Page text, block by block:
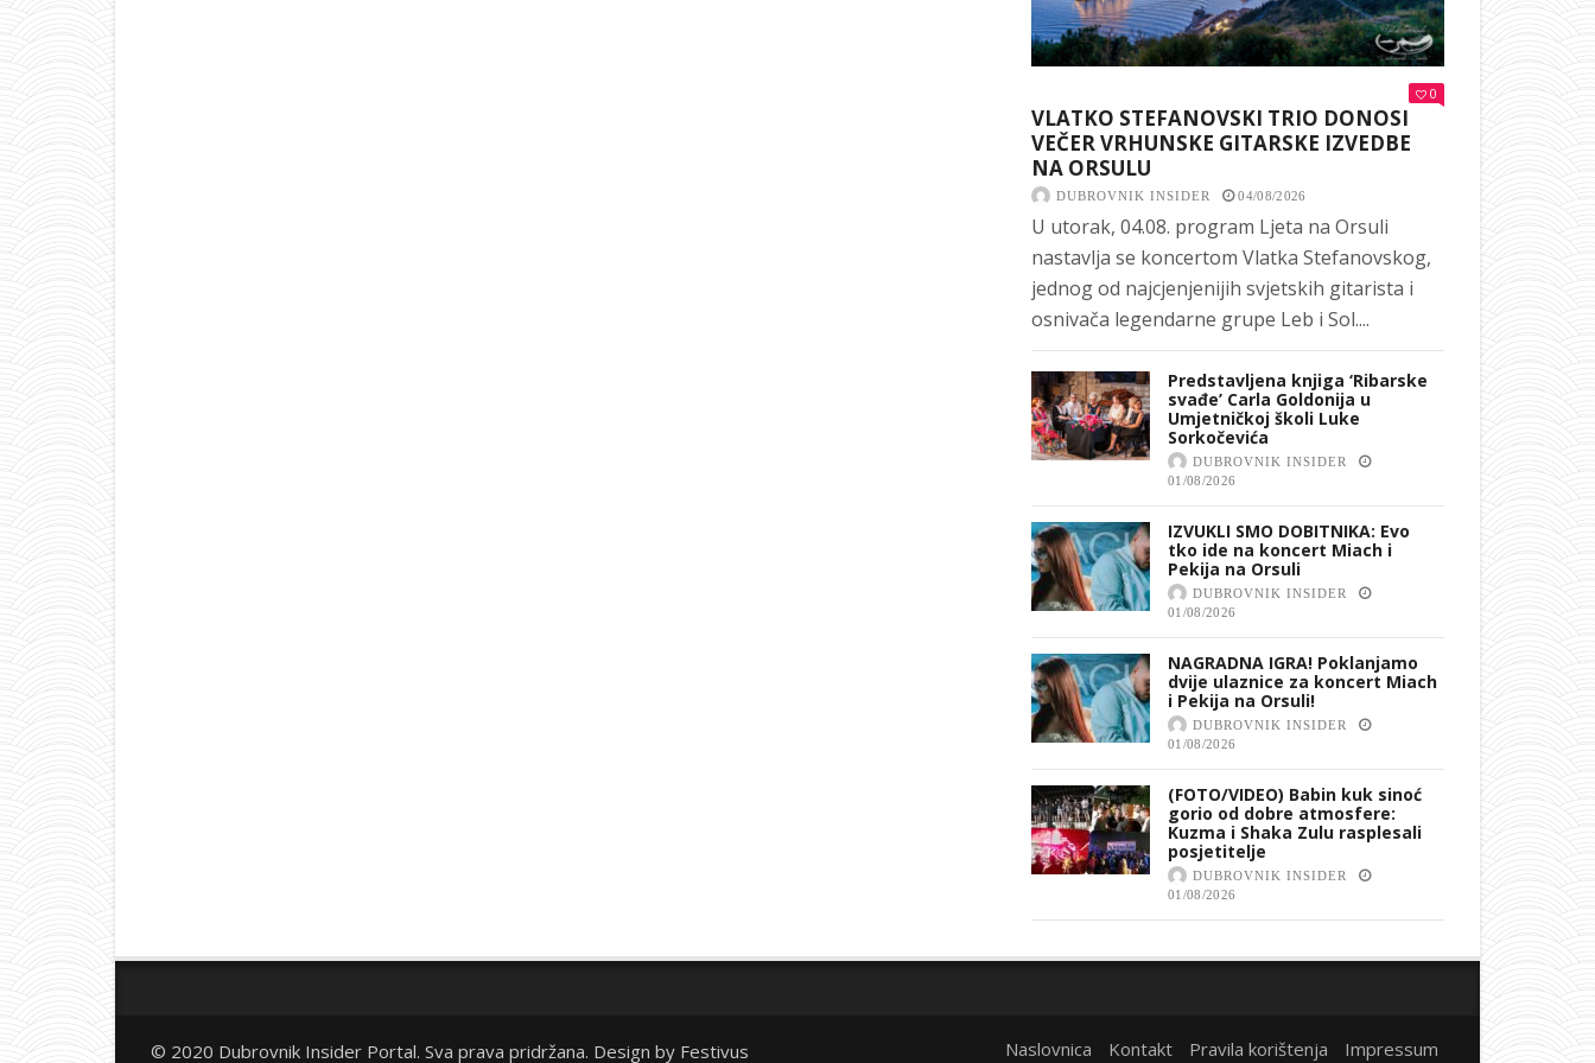
0
VLATKO STEFANOVSKI TRIO DONOSI
VEČER VRHUNSKE GITARSKE IZVEDBE
NA ORSULU
DUBROVNIK INSIDER 04/08/2026
U utorak, 04.08. program Ljeta na Orsuli
nastavlja se koncertom Vlatka Stefanovskog,
jednog od najcjenjenijih svjetskih gitarista i
osnivača legendarne grupe Leb i Sol....
Predstavljena knjiga ‘Ribarske
svađe’ Carla Goldonija u
Umjetničkoj školi Luke
Sorkočevića
DUBROVNIK INSIDER
01/08/2026
IZVUKLI SMO DOBITNIKA: Evo
tko ide na koncert Miach i
Pekija na Orsuli
DUBROVNIK INSIDER
01/08/2026
NAGRADNA IGRA! Poklanjamo
dvije ulaznice za koncert Miach
i Pekija na Orsuli!
DUBROVNIK INSIDER
01/08/2026
(FOTO/VIDEO) Babin kuk sinoć
gorio od dobre atmosfere:
Kuzma i Shaka Zulu rasplesali
posjetitelje
DUBROVNIK INSIDER
01/08/2026
© 2020 Dubrovnik Insider Portal. Sva prava pridržana. Design by Festivus Naslovnica Kontakt Pravila korištenja Impressum